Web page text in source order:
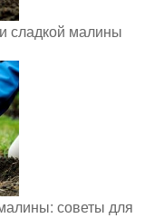
сладкой малины
советы для